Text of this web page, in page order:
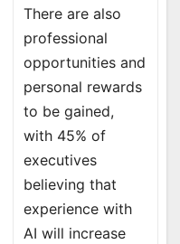
There are also
professional
opportunities and
personal rewards
to be gained,
with 45% of
executives
believing that
experience with
AI will increase